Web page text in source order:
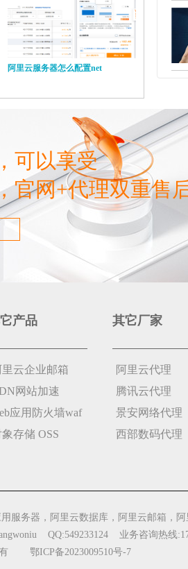
阿里云服务器怎么配置net
可以享受
网+代理双重售
产品
里云企业邮箱
网站加速
应用防火墙waf
象存储 OSS
其它厂家
阿里云代理
腾讯云代理
景安网络代理
西部数码代理
服务器，阿里云数据库，阿里云邮箱，
QQ:549233124 业务咨询热线
鄂ICP备2023009510号-7